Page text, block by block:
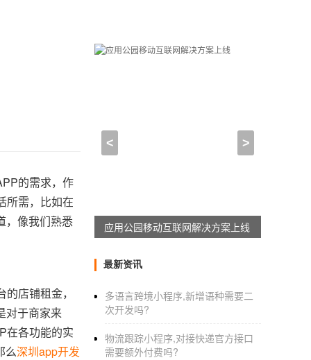
的需求，作
所需，比如在
，像我们熟悉
店铺租金，
对于商家来
在各功能的实
么深圳app开发
< >
应用公园移动互联网解决方案上线
最新资讯
多语言跨境小程序,新增语种需要二
次开发吗?
物流跟踪小程序,对接快递官方接口
需要额外付费吗?